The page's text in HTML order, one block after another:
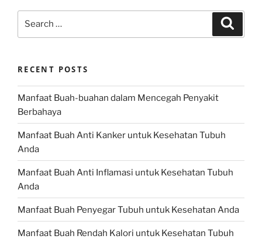
RECENT POSTS
Manfaat Buah-buahan dalam Mencegah Penyakit
Berbahaya
Manfaat Buah Anti Kanker untuk Kesehatan Tubuh
Anda
Manfaat Buah Anti Inflamasi untuk Kesehatan Tubuh
Anda
Manfaat Buah Penyegar Tubuh untuk Kesehatan Anda
Manfaat Buah Rendah Kalori untuk Kesehatan Tubuh